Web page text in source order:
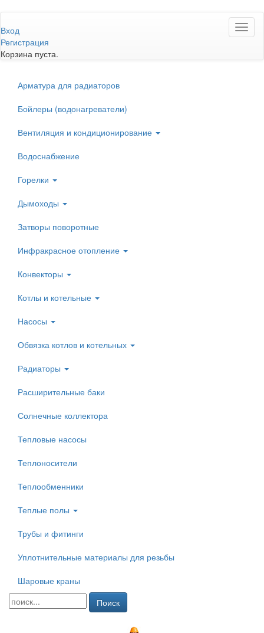
к
основному
содержанию
Вход
Регистрация
Корзина пуста.
Арматура для радиаторов
Бойлеры (водонагреватели)
Вентиляция и кондиционирование
Водоснабжение
Горелки
Дымоходы
Затворы поворотные
Инфракрасное отопление
Конвекторы
Котлы и котельные
Насосы
Обвязка котлов и котельных
Радиаторы
Расширительные баки
Солнечные коллектора
Тепловые насосы
Теплоносители
Теплообменники
Теплые полы
Трубы и фитинги
Уплотнительные материалы для резьбы
Шаровые краны
Поиск